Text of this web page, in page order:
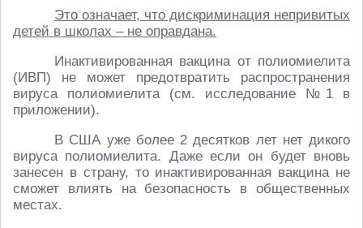
Это означает, что дискриминация непривитых
детей в школах – не оправдана.
Инактивированная вакцина от полиомиелита
(ИВП) не может предотвратить распространения
вируса полиомиелита (см. исследование №1 в
приложении).
В США уже более 2 десятков лет нет дикого
вируса полиомиелита. Даже если он будет вновь
занесен в страну, то инактивированная вакцина не
сможет влиять на безопасность в общественных
местах.